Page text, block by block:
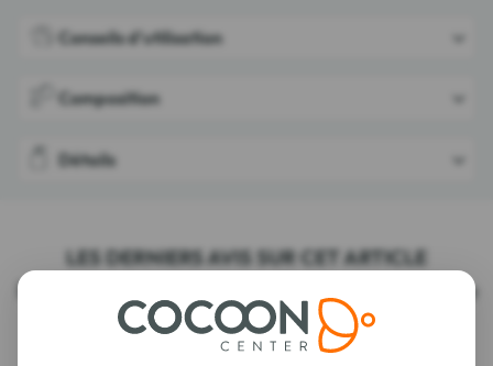
Conseils d'utilisation
Composition
Détails
LES DERNIERS AVIS SUR CET ARTICLE
Phyt's Aromalliance Anti-Âge Crème Absolue
Bio 40 g